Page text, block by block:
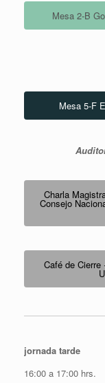
Mesa 2-B
Mesa 5-F
Charla
Consejo
Café de Cierre
jornada tarde
16:00 a 17:00 hrs.